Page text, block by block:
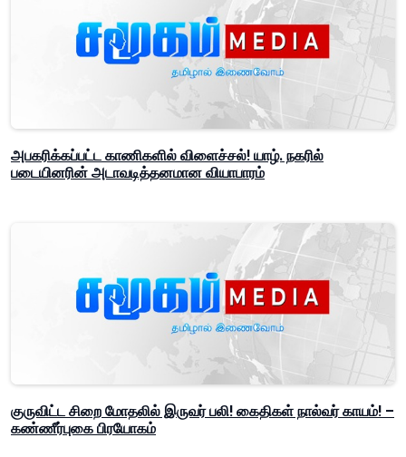
அபகரிக்கப்பட்ட காணிகளில் விளைச்சல்! யாழ். நகரில்
படையினரின் அடாவடித்தனமான வியாபாரம்
குருவிட்ட சிறை மோதலில் இருவர் பலி! கைதிகள் நால்வர் காயம்! –
கண்ணீர்புகை பிரயோகம்